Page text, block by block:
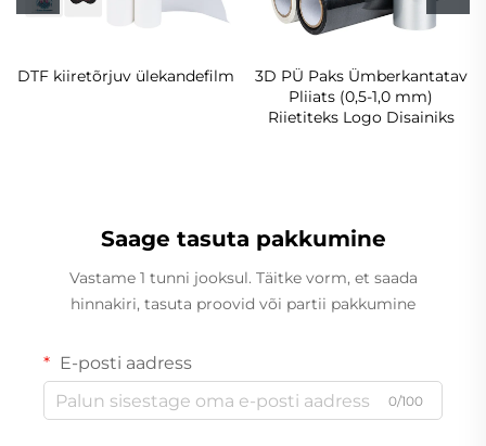
DTF kiiretõrjuv ülekandefilm
3D PÜ Paks Ümberkantatav
Pliiats (0,5-1,0 mm)
Riietiteks Logo Disainiks
Saage tasuta pakkumine
Vastame 1 tunni jooksul. Täitke vorm, et saada
hinnakiri, tasuta proovid või partii pakkumine
E-posti aadress
0/100